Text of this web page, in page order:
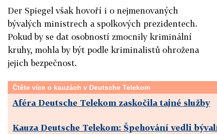
Der Spiegel však hovoří i o nejmenovaných
bývalých ministrech a spolkových prezidentech.
Pokud by se dat osobností zmocnily kriminální
kruhy, mohla by být podle kriminalistů ohrožena
jejich bezpečnost.
Čtěte více o kauzách v Deutsche Telekom
Aféra Deutsche Telekom zaskočila tajné služby
Kauza Deutsche Telekom: Špehování vedli